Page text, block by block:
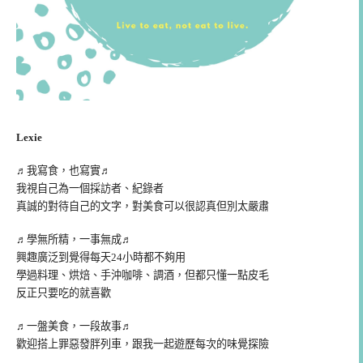
Lexie
♬我寫食，也寫實♬
我視自己為一個採訪者、紀錄者
真誠的對待自己的文字，對美食可以很認真但別太嚴肅
♬學無所精，一事無成♬
興趣廣泛到覺得每天24小時都不夠用
學過料理、烘焙、手沖咖啡、調酒，但都只懂一點皮毛
反正只要吃的就喜歡
♬一盤美食，一段故事♬
歡迎搭上罪惡發胖列車，跟我一起遊歷每次的味覺探險